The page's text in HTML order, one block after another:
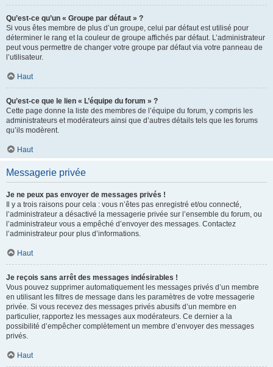
Qu’est-ce qu’un « Groupe par défaut » ?
Si vous êtes membre de plus d’un groupe, celui par défaut est utilisé pour
déterminer le rang et la couleur de groupe affichés par défaut. L’administrateur
peut vous permettre de changer votre groupe par défaut via votre panneau de
l’utilisateur.
Haut
Qu’est-ce que le lien « L’équipe du forum » ?
Cette page donne la liste des membres de l’équipe du forum, y compris les
administrateurs et modérateurs ainsi que d’autres détails tels que les forums
qu’ils modèrent.
Haut
Messagerie privée
Je ne peux pas envoyer de messages privés !
Il y a trois raisons pour cela : vous n’êtes pas enregistré et/ou connecté,
l’administrateur a désactivé la messagerie privée sur l’ensemble du forum, ou
l’administrateur vous a empêché d’envoyer des messages. Contactez
l’administrateur pour plus d’informations.
Haut
Je reçois sans arrêt des messages indésirables !
Vous pouvez supprimer automatiquement les messages privés d’un membre
en utilisant les filtres de message dans les paramètres de votre messagerie
privée. Si vous recevez des messages privés abusifs d’un membre en
particulier, rapportez les messages aux modérateurs. Ce dernier a la
possibilité d’empêcher complètement un membre d’envoyer des messages
privés.
Haut